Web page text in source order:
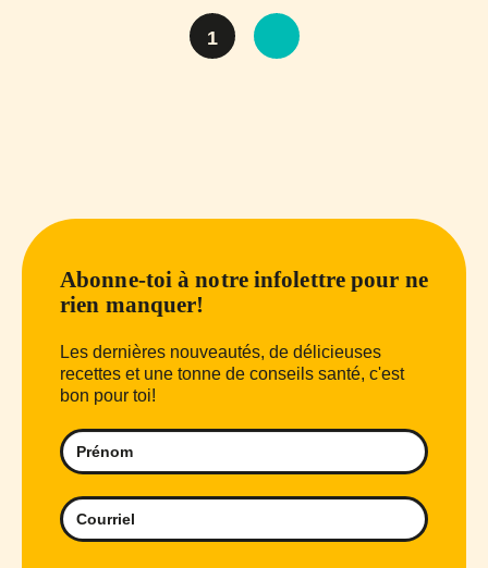
1
Abonne-toi à notre infolettre pour ne
rien manquer!
Les dernières nouveautés, de délicieuses
recettes et une tonne de conseils santé, c'est
bon pour toi!